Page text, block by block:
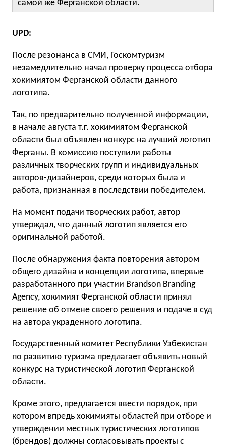
самой же Ферганской области.
UPD:
После резонанса в СМИ, Госкомтуризм
незамедлительно начал проверку процесса отбора
хокимиятом Ферганской области данного
логотипа.
Так, по предварительно полученной информации,
в начале августа т.г. хокимиятом Ферганской
области был объявлен конкурс на лучший логотип
Ферганы. В комиссию поступили работы
различных творческих групп и индивидуальных
авторов-дизайнеров, среди которых была и
работа, признанная в последствии победителем.
На момент подачи творческих работ, автор
утверждал, что данный логотип является его
оригинальной работой.
После обнаружения факта повторения автором
общего дизайна и концепции логотипа, впервые
разработанного при участии Brandson Branding
Agency, хокимият Ферганской области принял
решение об отмене своего решения и подаче в суд
на автора украденного логотипа.
Государственный комитет Республики Узбекистан
по развитию туризма предлагает объявить новый
конкурс на туристической логотип Ферганской
области.
Кроме этого, предлагается ввести порядок, при
котором впредь хокимияты областей при отборе и
утверждении местных туристических логотипов
(брендов) должны согласовывать проекты с